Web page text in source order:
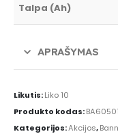
Talpa (Ah)
APRAŠYMAS
Likutis:Liko 10
Produkto kodas:BA60501
Kategorijos:Akcijos,